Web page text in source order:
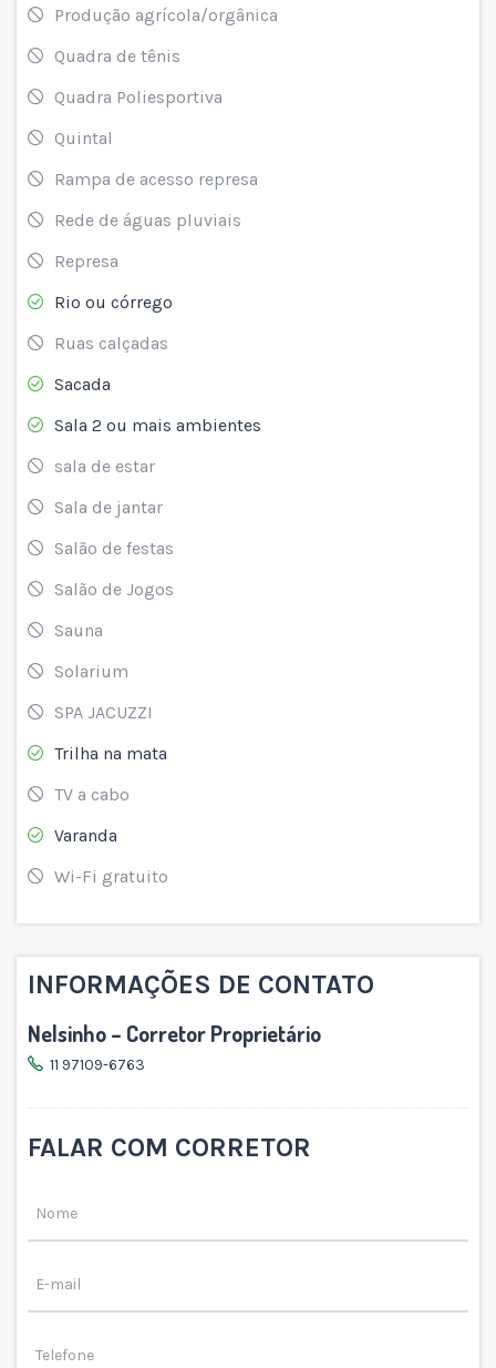
Produção agrícola/orgânica
Quadra de tênis
Quadra Poliesportiva
Quintal
Rampa de acesso represa
Rede de águas pluviais
Represa
Rio ou córrego
Ruas calçadas
Sacada
Sala 2 ou mais ambientes
sala de estar
Sala de jantar
Salão de festas
Salão de Jogos
Sauna
Solarium
SPA JACUZZI
Trilha na mata
TV a cabo
Varanda
Wi-Fi gratuito
INFORMAÇÕES DE CONTATO
Nelsinho – Corretor Proprietário
11 97109-6763
FALAR COM CORRETOR